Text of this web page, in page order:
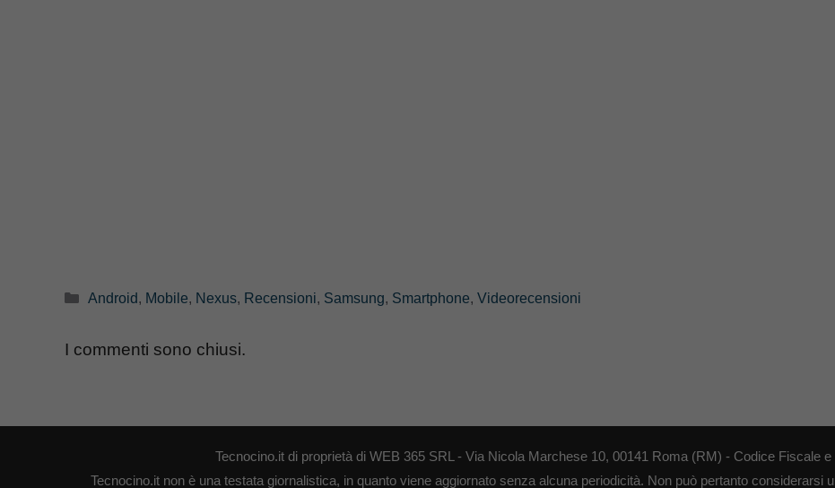
Categorie
Android, Mobile, Nexus, Recensioni, Samsung, Smartphone, Videorecensioni
I commenti sono chiusi.
Tecnocino.it di proprietà di WEB 365 SRL - Via Nicola Marchese 10, 00141 Roma (RM) - Codice Fiscale
Tecnocino.it non è una testata giornalistica, in quanto viene aggiornato senza alcuna periodicità. Non può pertanto considerarsi